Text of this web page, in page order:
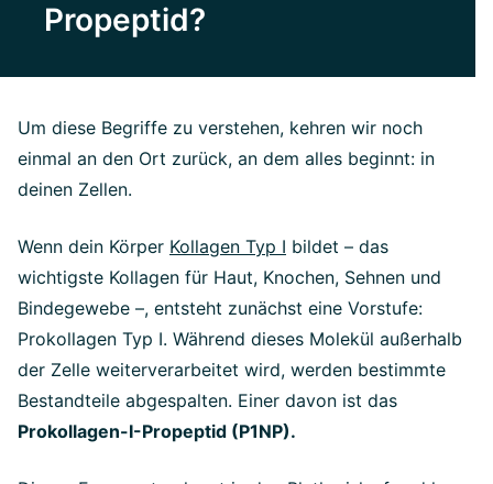
Propeptid?
Um diese Begriffe zu verstehen, kehren wir noch
einmal an den Ort zurück, an dem alles beginnt: in
deinen Zellen.
Wenn dein Körper Kollagen Typ I bildet – das
wichtigste Kollagen für Haut, Knochen, Sehnen und
Bindegewebe –, entsteht zunächst eine Vorstufe:
Prokollagen Typ I. Während dieses Molekül außerhalb
der Zelle weiterverarbeitet wird, werden bestimmte
Bestandteile abgespalten. Einer davon ist das
Prokollagen-I-Propeptid (P1NP).